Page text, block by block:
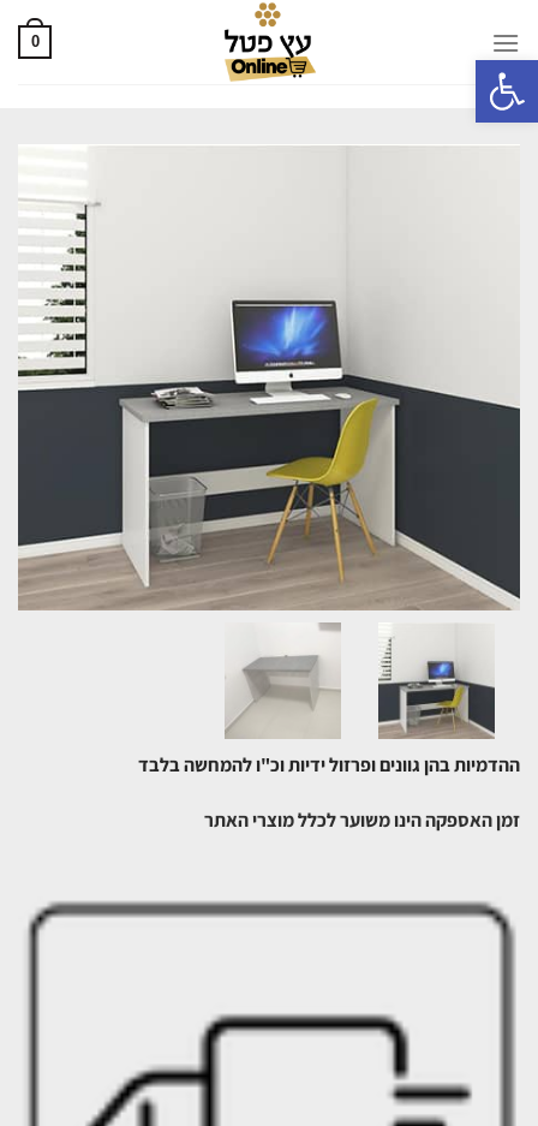
פתח סרגל נגישות
0
ההדמיות בהן גוונים ופרזול ידיות וכ"ו להמחשה בלבד
זמן האספקה הינו משוער לכלל מוצרי האתר